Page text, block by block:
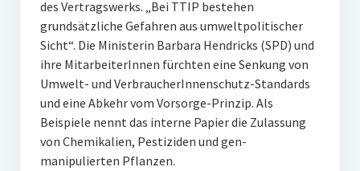
des Vertragswerks. „Bei TTIP bestehen
grundsätzliche Gefahren aus umweltpolitischer
Sicht“. Die Ministerin Barbara Hendricks (SPD) und
ihre MitarbeiterInnen fürchten eine Senkung von
Umwelt- und VerbraucherInnenschutz-Standards
und eine Abkehr vom Vorsorge-Prinzip. Als
Beispiele nennt das interne Papier die Zulassung
von Chemikalien, Pestiziden und gen-
manipulierten Pflanzen.